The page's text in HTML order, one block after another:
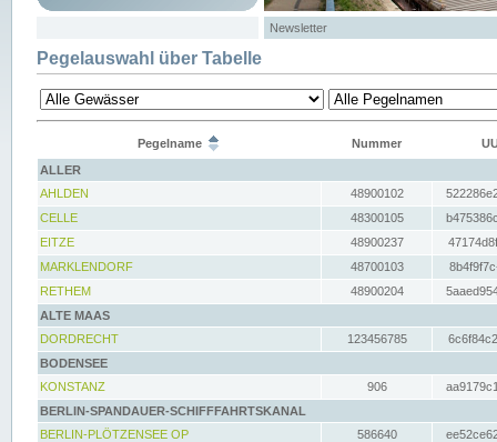
Newsletter
Pegelauswahl über Tabelle
Pegelname Nummer
ALLER
AHLDEN
48900102
CELLE
48300105
EITZE
48900237
MARKLENDORF
48700103
RETHEM
48900204
ALTE MAAS
DORDRECHT
123456785
BODENSEE
KONSTANZ
906
BERLIN-SPANDAUER-SCHIFFFAHRTSKANAL
BERLIN-PLÖTZENSEE OP
586640